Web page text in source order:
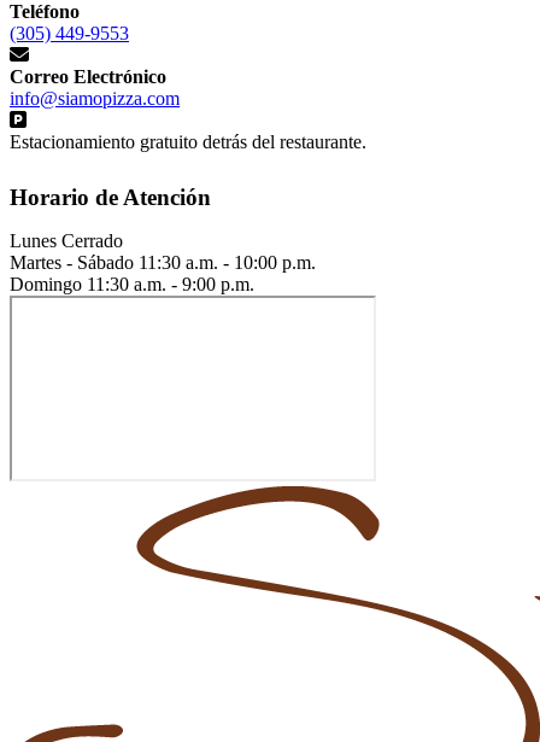
Teléfono
(305) 449-9553
Correo Electrónico
info@siamopizza.com
Estacionamiento gratuito detrás del restaurante.
Horario de Atención
Lunes Cerrado
Martes - Sábado 11:30 a.m. - 10:00 p.m.
Domingo 11:30 a.m. - 9:00 p.m.